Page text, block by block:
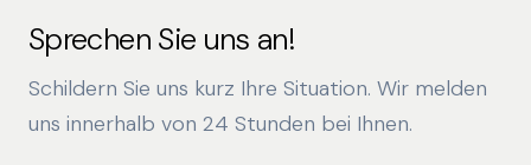
Sprechen Sie uns an!
Schildern Sie uns kurz Ihre Situation. Wir melden
uns innerhalb von 24 Stunden bei Ihnen.